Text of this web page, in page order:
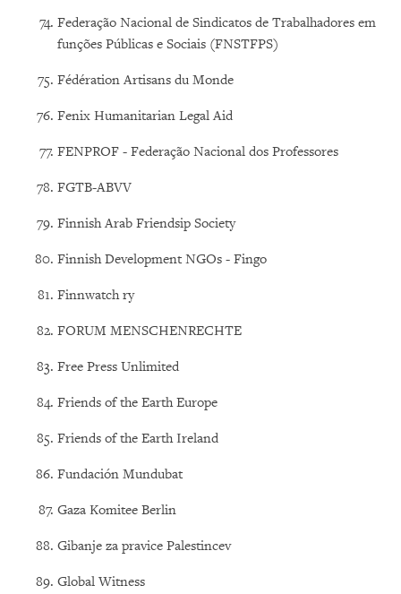
Federação Nacional de Sindicatos de Trabalhadores em
funções Públicas e Sociais (FNSTFPS)
Fédération Artisans du Monde
Fenix Humanitarian Legal Aid
FENPROF - Federação Nacional dos Professores
FGTB-ABVV
Finnish Arab Friendsip Society
Finnish Development NGOs - Fingo
Finnwatch ry
FORUM MENSCHENRECHTE
Free Press Unlimited
Friends of the Earth Europe
Friends of the Earth Ireland
Fundación Mundubat
Gaza Komitee Berlin
Gibanje za pravice Palestincev
Global Witness